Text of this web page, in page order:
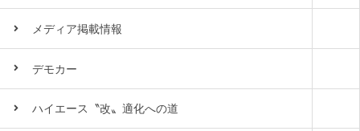
メディア掲載情報
デモカー
ハイエース〝改〟適化への道